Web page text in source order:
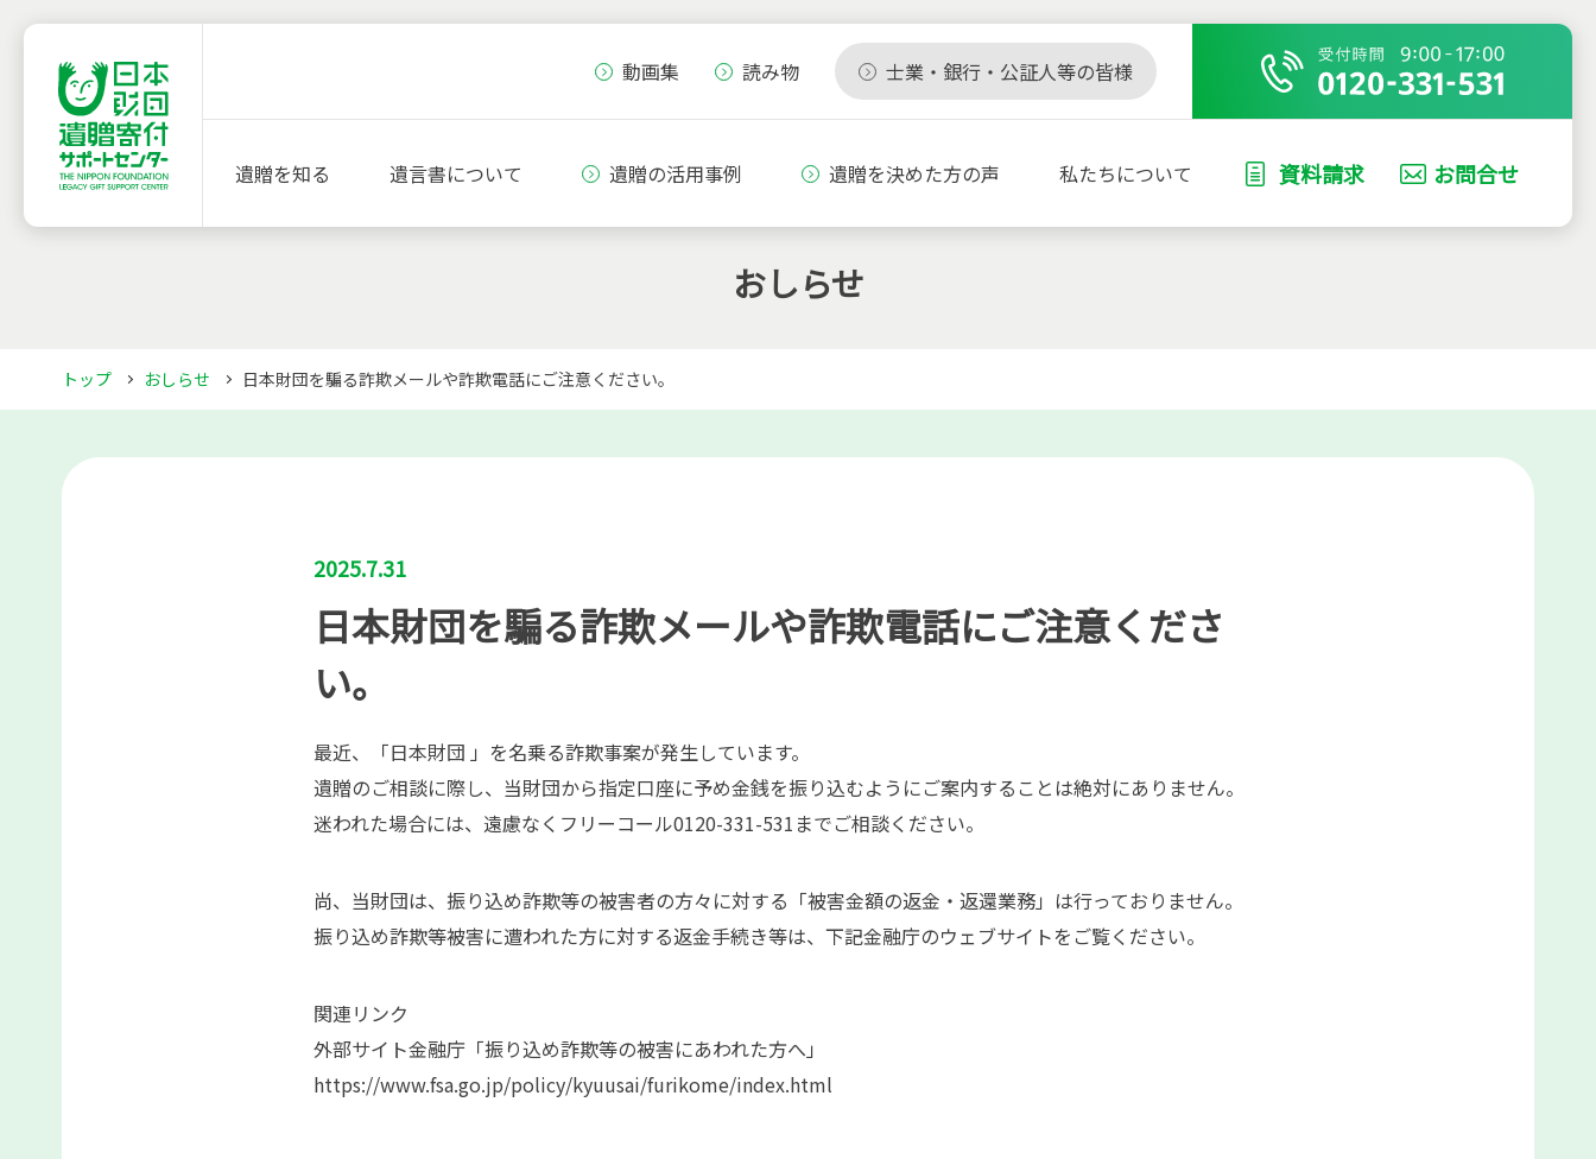
動画集 読み物 士業・銀行・公証人等の皆様
遺贈を知る 遺言書について 遺贈の活用事例 遺贈を決めた方の声 私たちについて 資料請求 お問合せ
おしらせ
トップ おしらせ 日本財団を騙る詐欺メールや詐欺電話にご注意ください。
2025.7.31
日本財団を騙る詐欺メールや詐欺電話にご注意くださ
い。
最近、「日本財団 」を名乗る詐欺事案が発生しています。
遺贈のご相談に際し、当財団から指定口座に予め金銭を振り込むようにご案内することは絶対にありません。
迷われた場合には、遠慮なくフリーコール0120-331-531までご相談ください。
尚、当財団は、振り込め詐欺等の被害者の方々に対する「被害金額の返金・返還業務」は行っておりません。
振り込め詐欺等被害に遭われた方に対する返金手続き等は、下記金融庁のウェブサイトをご覧ください。
関連リンク
外部サイト金融庁「振り込め詐欺等の被害にあわれた方へ」
https://www.fsa.go.jp/policy/kyuusai/furikome/index.html